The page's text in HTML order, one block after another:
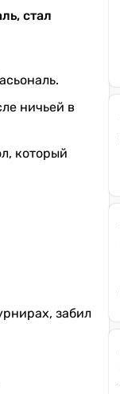
стал
ничьей в
который
забил